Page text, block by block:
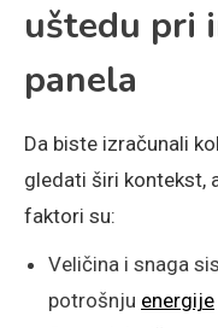
uštedu pri
panela
Da biste izračunali
gledati širi kontekst,
faktori su:
Veličina i snaga
potrošnju energije